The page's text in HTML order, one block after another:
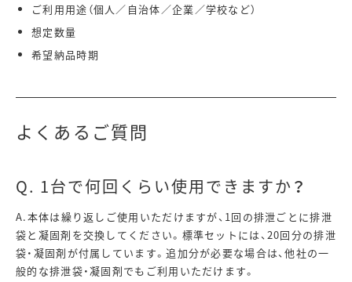
ご利用用途（個人／自治体／企業／学校など）
想定数量
希望納品時期
よくあるご質問
Q. 1台で何回くらい使用できますか？
A.本体は繰り返しご使用いただけますが、1回の排泄ごとに排泄
袋と凝固剤を交換してください。標準セットには、20回分の排泄
袋・凝固剤が付属しています。追加分が必要な場合は、他社の一
般的な排泄袋・凝固剤でもご利用いただけます。